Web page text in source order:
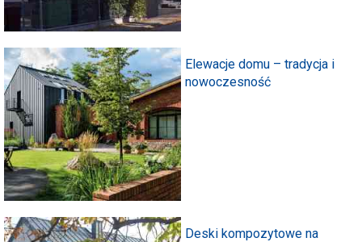
Elewacje domu – tradycja i
nowoczesność
Deski kompozytowe na